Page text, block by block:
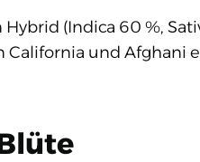
(Indica 60 %,
und Afghani